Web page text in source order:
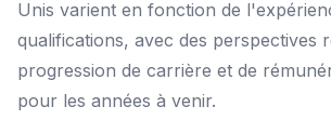
Unis varient en fonction de
qualifications, avec des perspectives
progression de carrière et de
pour les années à venir.